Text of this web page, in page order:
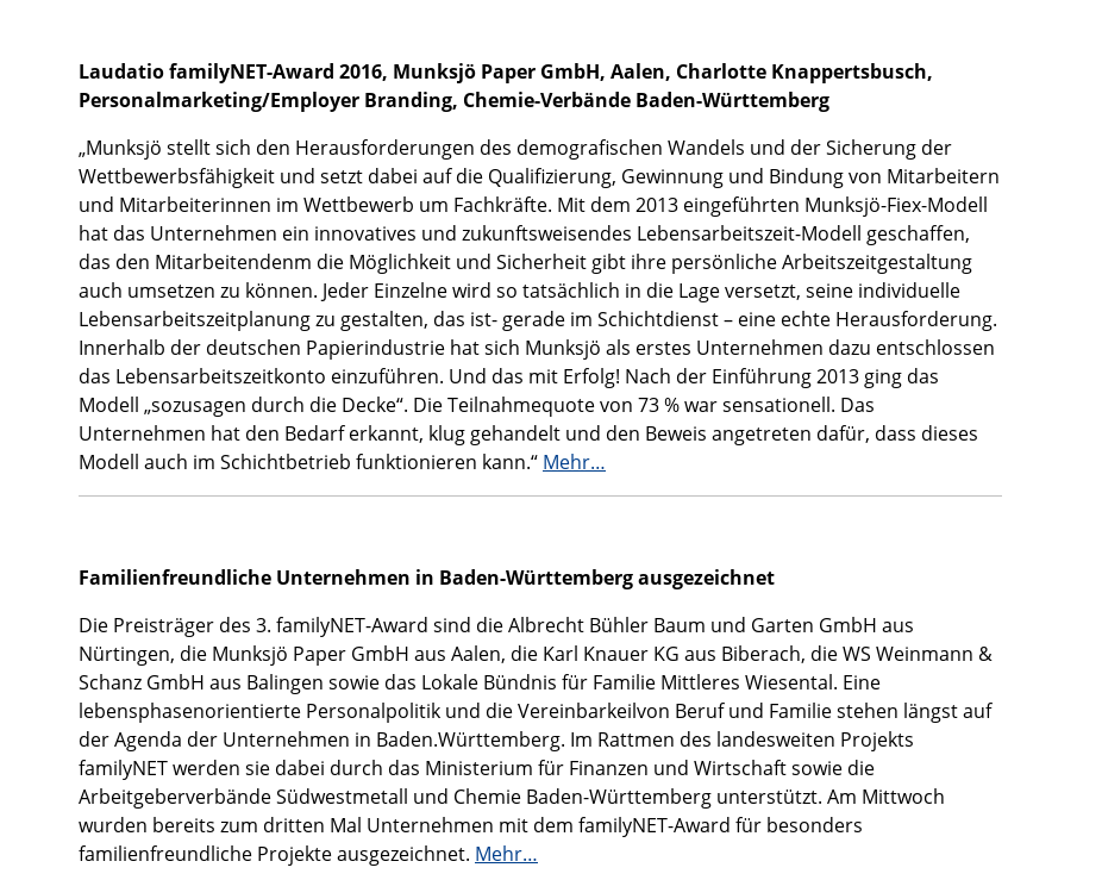
Laudatio familyNET-Award 2016, Munksjö Paper GmbH, Aalen, Charlotte Knappertsbusch,
Personalmarketing/Employer Branding, Chemie-Verbände Baden-Württemberg
„Munksjö stellt sich den Herausforderungen des demografischen Wandels und der Sicherung der
Wettbewerbsfähigkeit und setzt dabei auf die Qualifizierung, Gewinnung und Bindung von Mitarbeitern
und Mitarbeiterinnen im Wettbewerb um Fachkräfte. Mit dem 2013 eingeführten Munksjö-Fiex-Modell
hat das Unternehmen ein innovatives und zukunftsweisendes Lebensarbeitszeit-Modell geschaffen,
das den Mitarbeitendenm die Möglichkeit und Sicherheit gibt ihre persönliche Arbeitszeitgestaltung
auch umsetzen zu können. Jeder Einzelne wird so tatsächlich in die Lage versetzt, seine individuelle
Lebensarbeitszeitplanung zu gestalten, das ist- gerade im Schichtdienst – eine echte Herausforderung.
Innerhalb der deutschen Papierindustrie hat sich Munksjö als erstes Unternehmen dazu entschlossen
das Lebensarbeitszeitkonto einzuführen. Und das mit Erfolg! Nach der Einführung 2013 ging das
Modell „sozusagen durch die Decke“. Die Teilnahmequote von 73 % war sensationell. Das
Unternehmen hat den Bedarf erkannt, klug gehandelt und den Beweis angetreten dafür, dass dieses
Modell auch im Schichtbetrieb funktionieren kann.“ Mehr…
Familienfreundliche Unternehmen in Baden-Württemberg ausgezeichnet
Die Preisträger des 3. familyNET-Award sind die Albrecht Bühler Baum und Garten GmbH aus
Nürtingen, die Munksjö Paper GmbH aus Aalen, die Karl Knauer KG aus Biberach, die WS Weinmann &
Schanz GmbH aus Balingen sowie das Lokale Bündnis für Familie Mittleres Wiesental. Eine
lebensphasenorientierte Personalpolitik und die Vereinbarkeilvon Beruf und Familie stehen längst auf
der Agenda der Unternehmen in Baden.Württemberg. Im Rattmen des landesweiten Projekts
familyNET werden sie dabei durch das Ministerium für Finanzen und Wirtschaft sowie die
Arbeitgeberverbände Südwestmetall und Chemie Baden-Württemberg unterstützt. Am Mittwoch
wurden bereits zum dritten Mal Unternehmen mit dem familyNET-Award für besonders
familienfreundliche Projekte ausgezeichnet. Mehr…